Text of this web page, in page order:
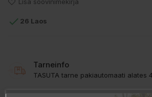
Lisa soovinimekirja
 26 Laos
Tarneinfo
TASUTA tarne pakiautomaati alates